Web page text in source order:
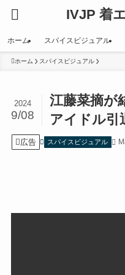
IVJP 着
ホーム スパイスビジュアル
ホーム スパイスビジュアル
江藤菜摘が
アイドル引
2024
9/08
広告 スパイスビジュアル